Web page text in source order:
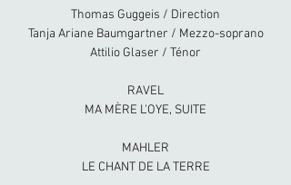
Thomas Guggeis / Direction
Tanja Ariane Baumgartner / Mezzo-soprano
Attilio Glaser / Ténor
RAVEL
MA MÈRE L'OYE, SUITE
MAHLER
LE CHANT DE LA TERRE